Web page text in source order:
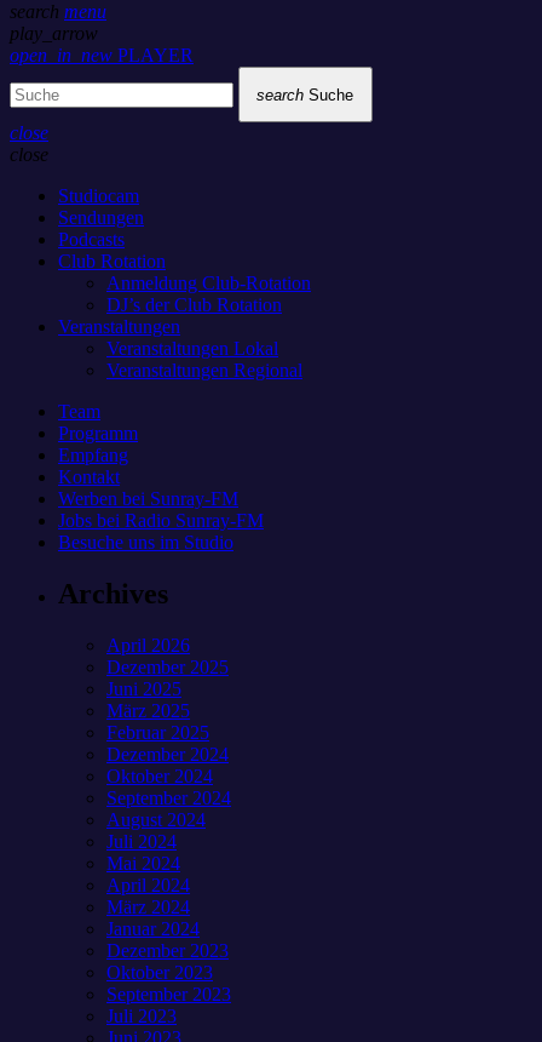
search menu
play_arrow
open_in_new PLAYER
search Suche
close
close
Studiocam
Sendungen
Podcasts
Club Rotation
Anmeldung Club-Rotation
DJ’s der Club Rotation
Veranstaltungen
Veranstaltungen Lokal
Veranstaltungen Regional
Team
Programm
Empfang
Kontakt
Werben bei Sunray-FM
Jobs bei Radio Sunray-FM
Besuche uns im Studio
Archives
April 2026
Dezember 2025
Juni 2025
März 2025
Februar 2025
Dezember 2024
Oktober 2024
September 2024
August 2024
Juli 2024
Mai 2024
April 2024
März 2024
Januar 2024
Dezember 2023
Oktober 2023
September 2023
Juli 2023
Juni 2023